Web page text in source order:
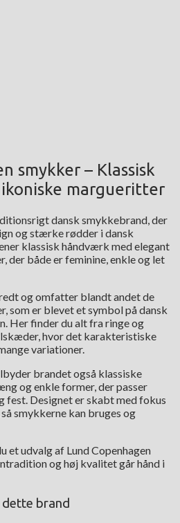
smykker – Klassisk
margueritter
dansk smykkebrand, der
og stærke rødder i dansk
klassisk håndværk med elegant
der både er feminine, enkle og let
og omfatter blandt andet de
som er blevet et symbol på dansk
Her finder du alt fra ringe og
hvor det karakteristiske
variationer.
brandet også klassiske
og enkle former, der passer
fest. Designet er skabt med fokus
smykkerne kan bruges og
et udvalg af Lund Copenhagen
og høj kvalitet går hånd i
brand